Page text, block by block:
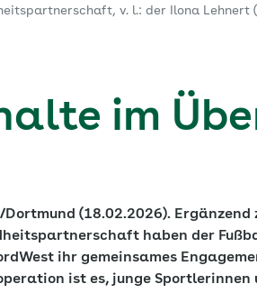
v. l.: der Ilona Lehnert
im
Dortmund (18.02.2026).
haben der
ihr gemeinsames
ist es, junge